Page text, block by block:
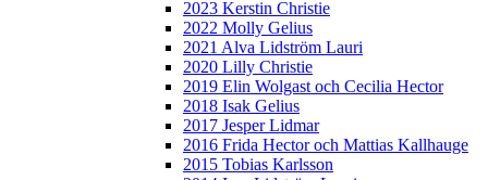
2023 Kerstin Christie
2022 Molly Gelius
2021 Alva Lidström Lauri
2020 Lilly Christie
2019 Elin Wolgast och Cecilia Hector
2018 Isak Gelius
2017 Jesper Lidmar
2016 Frida Hector och Mattias Kallhauge
2015 Tobias Karlsson